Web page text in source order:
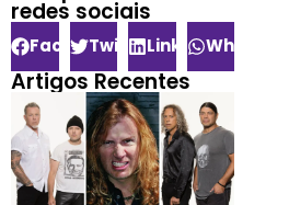
redes sociais​
FacebookTwitterLinkedInWhatsApp
Artigos Recentes